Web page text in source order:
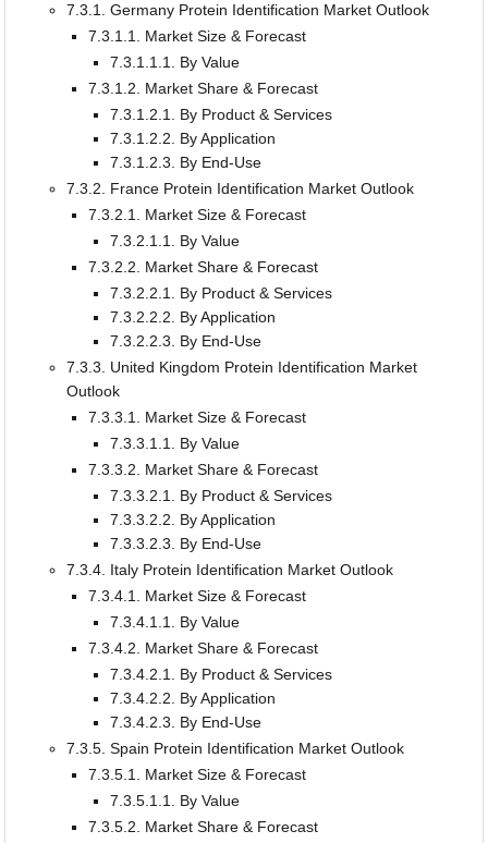
7.3.1. Germany Protein Identification Market Outlook
7.3.1.1. Market Size & Forecast
7.3.1.1.1. By Value
7.3.1.2. Market Share & Forecast
7.3.1.2.1. By Product & Services
7.3.1.2.2. By Application
7.3.1.2.3. By End-Use
7.3.2. France Protein Identification Market Outlook
7.3.2.1. Market Size & Forecast
7.3.2.1.1. By Value
7.3.2.2. Market Share & Forecast
7.3.2.2.1. By Product & Services
7.3.2.2.2. By Application
7.3.2.2.3. By End-Use
7.3.3. United Kingdom Protein Identification Market
Outlook
7.3.3.1. Market Size & Forecast
7.3.3.1.1. By Value
7.3.3.2. Market Share & Forecast
7.3.3.2.1. By Product & Services
7.3.3.2.2. By Application
7.3.3.2.3. By End-Use
7.3.4. Italy Protein Identification Market Outlook
7.3.4.1. Market Size & Forecast
7.3.4.1.1. By Value
7.3.4.2. Market Share & Forecast
7.3.4.2.1. By Product & Services
7.3.4.2.2. By Application
7.3.4.2.3. By End-Use
7.3.5. Spain Protein Identification Market Outlook
7.3.5.1. Market Size & Forecast
7.3.5.1.1. By Value
7.3.5.2. Market Share & Forecast